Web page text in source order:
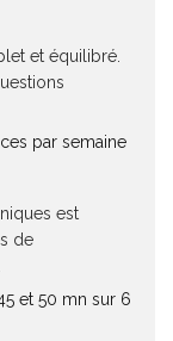
et équilibré.
par semaine
est
de
et 50 mn sur 6